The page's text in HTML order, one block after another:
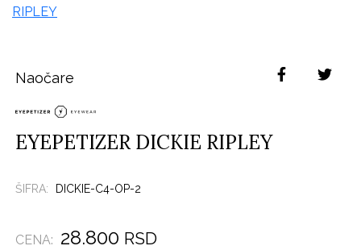
Naočare
EYEPETIZER DICKIE RIPLEY
ŠIFRA: DICKIE-C4-OP-2
CENA: 28.800 RSD